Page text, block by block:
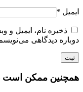
ایمیل *
ذخیره نام، ایمیل و
دوباره دیدگاهی
همچنین ممکن است